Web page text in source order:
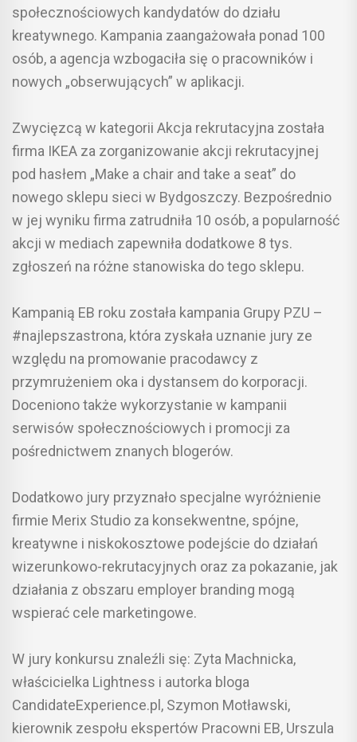
społecznościowych kandydatów do działu
kreatywnego. Kampania zaangażowała ponad 100
osób, a agencja wzbogaciła się o pracowników i
nowych „obserwujących” w aplikacji.
Zwycięzcą w kategorii Akcja rekrutacyjna została
firma IKEA za zorganizowanie akcji rekrutacyjnej
pod hasłem „Make a chair and take a seat” do
nowego sklepu sieci w Bydgoszczy. Bezpośrednio
w jej wyniku firma zatrudniła 10 osób, a popularność
akcji w mediach zapewniła dodatkowe 8 tys.
zgłoszeń na różne stanowiska do tego sklepu.
Kampanią EB roku została kampania Grupy PZU –
#najlepszastrona, która zyskała uznanie jury ze
względu na promowanie pracodawcy z
przymrużeniem oka i dystansem do korporacji.
Doceniono także wykorzystanie w kampanii
serwisów społecznościowych i promocji za
pośrednictwem znanych blogerów.
Dodatkowo jury przyznało specjalne wyróżnienie
firmie Merix Studio za konsekwentne, spójne,
kreatywne i niskokosztowe podejście do działań
wizerunkowo-rekrutacyjnych oraz za pokazanie, jak
działania z obszaru employer branding mogą
wspierać cele marketingowe.
W jury konkursu znaleźli się: Zyta Machnicka,
właścicielka Lightness i autorka bloga
CandidateExperience.pl, Szymon Motławski,
kierownik zespołu ekspertów Pracowni EB, Urszula